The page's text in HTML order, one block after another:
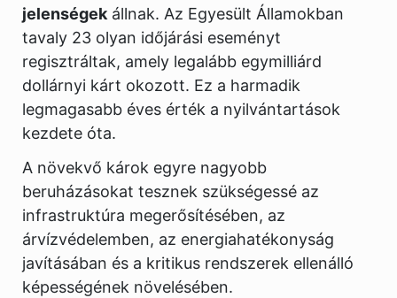
jelenségek állnak. Az Egyesült Államokban
tavaly 23 olyan időjárási eseményt
regisztráltak, amely legalább egymilliárd
dollárnyi kárt okozott. Ez a harmadik
legmagasabb éves érték a nyilvántartások
kezdete óta.
A növekvő károk egyre nagyobb
beruházásokat tesznek szükségessé az
infrastruktúra megerősítésében, az
árvízvédelemben, az energiahatékonyság
javításában és a kritikus rendszerek ellenálló
képességének növelésében.